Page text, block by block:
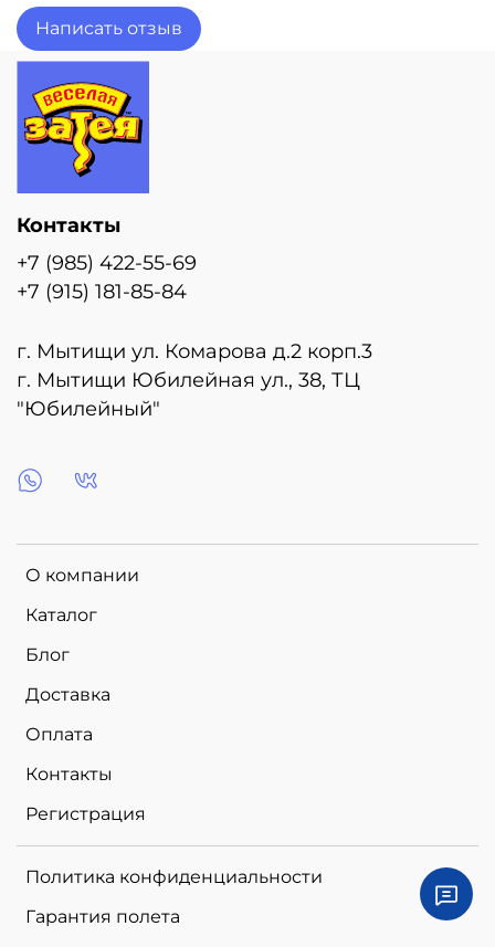
Написать отзыв
О компании
Каталог
Блог
Доставка
Оплата
Контакты
Регистрация
Политика конфиденциальности
Гарантия полета
Контакты
+7 (985) 422-55-69
+7 (915) 181-85-84
г. Мытищи ул. Комарова д.2 корп.3
г. Мытищи Юбилейная ул., 38, ТЦ
"Юбилейный"